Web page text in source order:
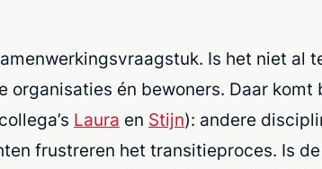
Is het niet al
én bewoners. Daar
Laura en Stijn): andere
frustreren het transitieproces. Is